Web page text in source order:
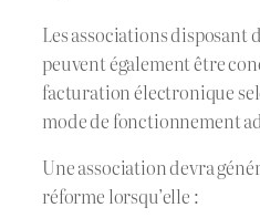
Les associations disposant
peuvent également être
facturation électronique
mode de fonctionnement
Une association devra
réforme lorsqu’elle :